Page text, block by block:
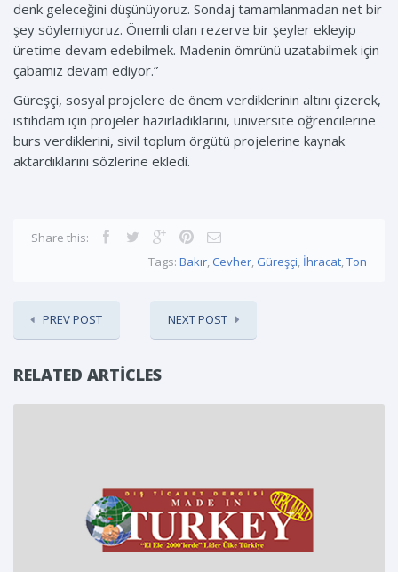
denk geleceğini düşünüyoruz. Sondaj tamamlanmadan net bir
şey söylemiyoruz. Önemli olan rezerve bir şeyler ekleyip
üretime devam edebilmek. Madenin ömrünü uzatabilmek için
çabamız devam ediyor.”
Güreşçi, sosyal projelere de önem verdiklerinin altını çizerek,
istihdam için projeler hazırladıklarını, üniversite öğrencilerine
burs verdiklerini, sivil toplum örgütü projelerine kaynak
aktardıklarını sözlerine ekledi.
Share this:
Tags: Bakır, Cevher, Güreşçi, İhracat,Ton
PREV POST NEXT POST
RELATED ARTICLES